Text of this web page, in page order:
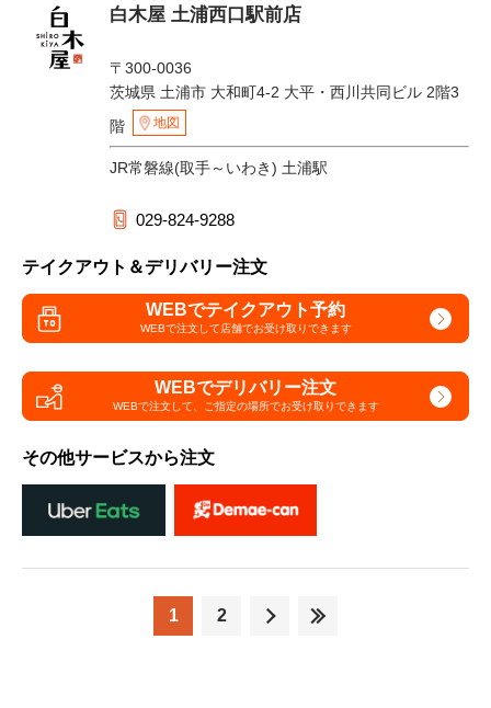
白木屋 土浦西口駅前店
〒300-0036
茨城県 土浦市 大和町4-2 大平・西川共同ビル 2階3
階
地図
JR常磐線(取手～いわき) 土浦駅
029-824-9288
テイクアウト＆デリバリー注文
WEBでテイクアウト予約
WEBで注文して店舗でお受け取りできます
WEBでデリバリー注文
WEBで注文して、 ご指定の場所でお受け取りできます
その他サービスから注文
1 2